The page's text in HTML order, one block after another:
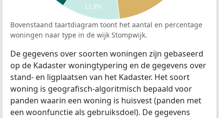
11,3%
Bovenstaand taartdiagram toont het aantal en percentage
woningen naar type in de wijk Stompwijk.
De gegevens over soorten woningen zijn gebaseerd
op de Kadaster woningtypering en de gegevens over
stand- en ligplaatsen van het Kadaster. Het soort
woning is geografisch-algoritmisch bepaald voor
panden waarin een woning is huisvest (panden met
een woonfunctie als gebruiksdoel). De gegevens